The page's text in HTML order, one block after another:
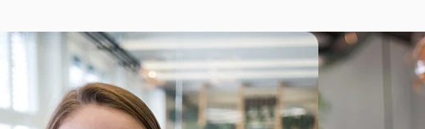
Produtos